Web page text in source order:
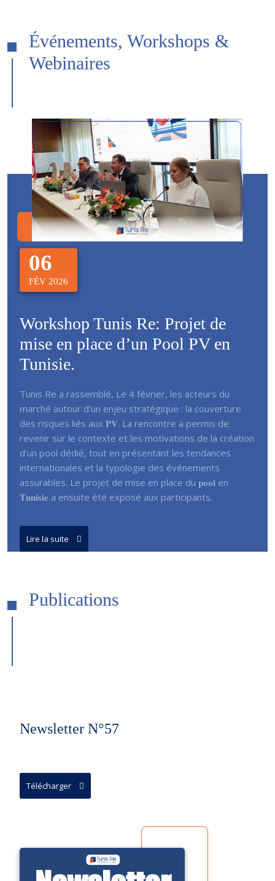
Événements, Workshops &
Webinaires
06
FÉV 2026
Workshop Tunis Re: Projet de
mise en place d’un Pool PV en
Tunisie.
Tunis Re a rassemblé, Le 4 février, les acteurs du
marché autour d’un enjeu stratégique : la couverture
des risques liés aux 𝐏𝐕. La rencontre a permis de
revenir sur le contexte et les motivations de la création
d’un pool dédié, tout en présentant les tendances
internationales et la typologie des événements
assurables. Le projet de mise en place du 𝐩𝐨𝐨𝐥 en
𝐓𝐮𝐧𝐢𝐬𝐢𝐞 a ensuite été exposé aux participants.
Lire la suite
Publications
Newsletter N°57
Télécharger